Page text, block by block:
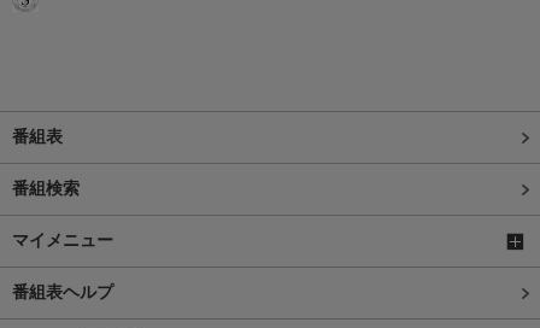
番組表
番組検索
マイメニュー
番組表ヘルプ